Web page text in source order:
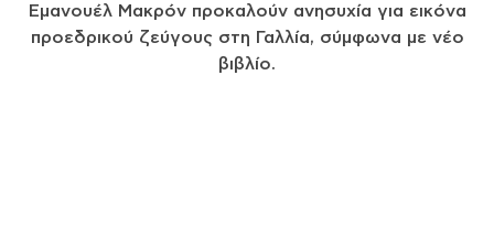
Εμανουέλ Μακρόν προκαλούν ανησυχία για εικόνα
προεδρικού ζεύγους στη Γαλλία, σύμφωνα με νέο
βιβλίο.